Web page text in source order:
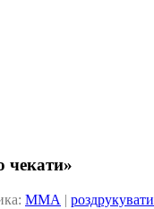
чекати»
ММА | роздрукувати